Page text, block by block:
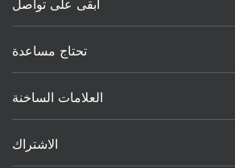
ابقى على تواصل
تحتاج مساعدة
العلامات الساخنة
الاشتراك